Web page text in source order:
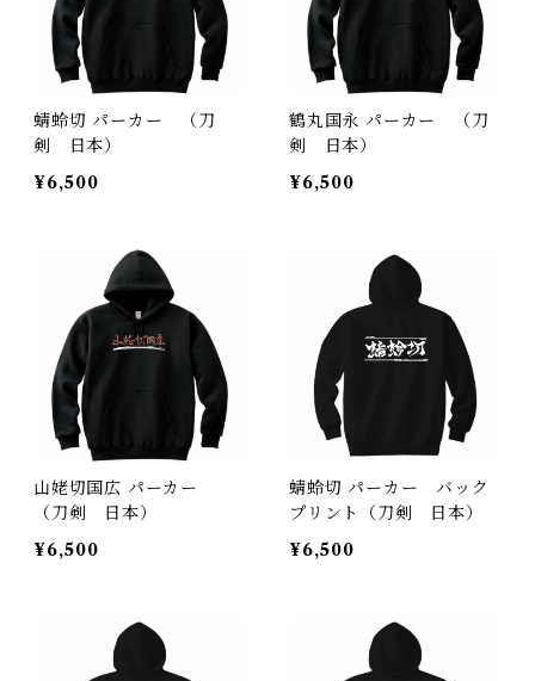
蜻蛉切 パーカー （刀
剣 日本）
¥6,500
鶴丸国永 パーカー （刀
剣 日本）
¥6,500
山姥切国広 パーカー
（刀剣 日本）
¥6,500
蜻蛉切 パーカー バック
プリント（刀剣 日本）
¥6,500